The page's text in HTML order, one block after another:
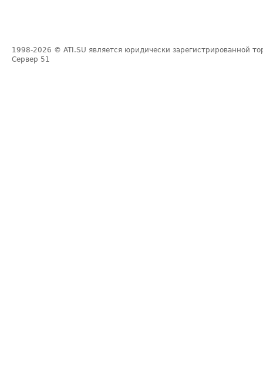
1998-2026 © ATI.SU является юридически зарегистрированной
Сервер 51